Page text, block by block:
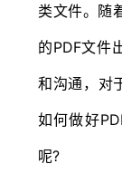
类文件。随
的PDF文件
和沟通，对
如何做好
呢?